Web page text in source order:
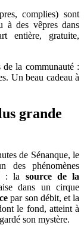
complies) sont
à des vêpres dans
entière, gratuite,
la communauté :
Un beau cadeau à
grande
de Sénanque, le
des phénomènes
: la source de la
dans un cirque
par son débit, et la
le fond, atteint à
son mystère.